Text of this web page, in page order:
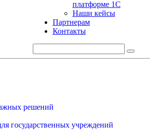
платформе 1С
Наши кейсы
Партнерам
Контакты
решений
государственных учреждений